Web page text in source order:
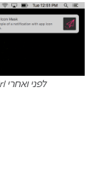
לפני ואחרי appIconMarkUrl ב-chrome.notification API